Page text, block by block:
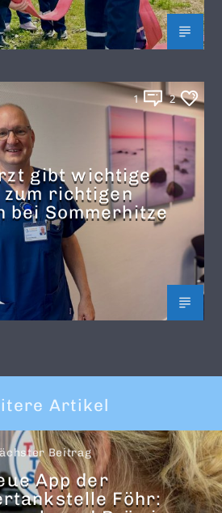
1 2
gibt wichtige
zum richtigen
bei Sommerhitze
Artikel
Beitrag
App der
Föhr: